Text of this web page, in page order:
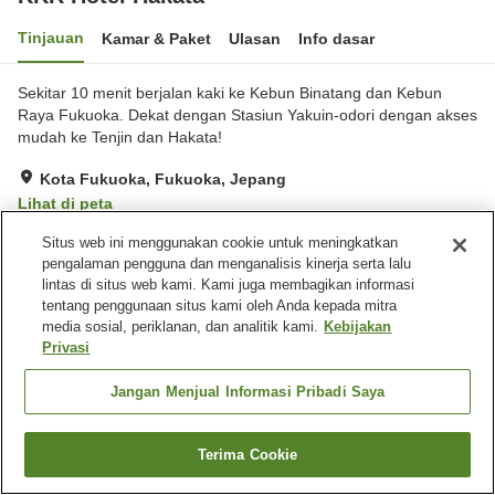
Tinjauan Kamar & Paket Ulasan Info dasar
Sekitar 10 menit berjalan kaki ke Kebun Binatang dan Kebun
Raya Fukuoka. Dekat dengan Stasiun Yakuin-odori dengan akses
mudah ke Tenjin dan Hakata!
Kota Fukuoka, Fukuoka, Jepang
Lihat di peta
Hebat Ulasan:822
Fasilitas properti
Tempat parkir
Spa / Salon kecantikan
Restoran
Beranda Jepang Fukuoka
Kota Fukuoka
KKR Hotel Hakata
Cari kamar
Situs web ini menggunakan cookie untuk meningkatkan
pengalaman pengguna dan menganalisis kinerja serta lalu
lintas di situs web kami. Kami juga membagikan informasi
tentang penggunaan situs kami oleh Anda kepada mitra
media sosial, periklanan, dan analitik kami. Kebijakan
Privasi
Jangan Menjual Informasi Pribadi Saya
Terima Cookie